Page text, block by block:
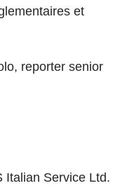
et
reporter senior
Italian Service Ltd.